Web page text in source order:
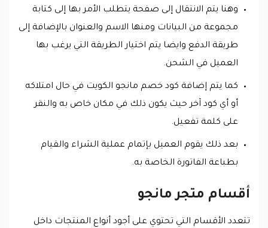
وهنا يتم الانتقال إلى صفحة يتطلب الأمر بها إلى كتابة
مجموعة من البيانات ومنها الاسم والعنوان بالإضافة إلى
طريقة الدفع وايضا يتم اختيار الطريقة التي يرغب بها
العميل في الشحن.
كما يتم إضافة كود خصم مانجو الكويت في حال امتلاكه
أو أي كود آخر حيث يكون ذلك في مكان خاص به والنقر
على كلمة تفعيل.
بعد ذلك يقوم العميل بإتمام عملية الشراء والقيام
بطباعة الفاتورة الخاصة به.
أقسام متجر مانجو
تتعدد الأقسام التي تحتوي على أجود أنواع المنتجات داخل